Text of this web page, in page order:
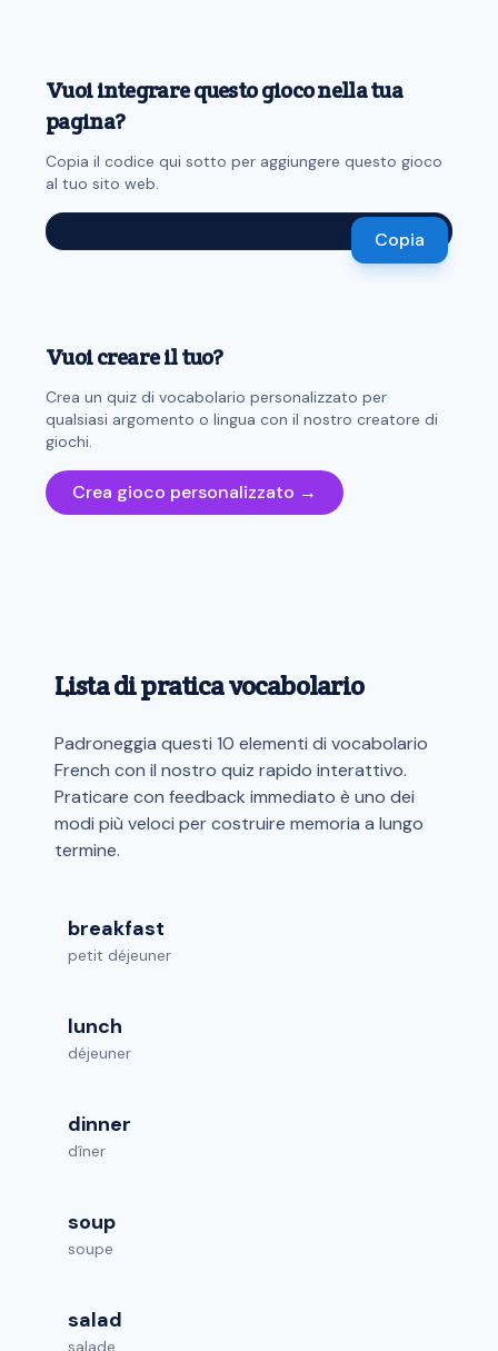
Vuoi integrare questo gioco nella tua
pagina?
Copia il codice qui sotto per aggiungere questo gioco
al tuo sito web.
Copia
Vuoi creare il tuo?
Crea un quiz di vocabolario personalizzato per
qualsiasi argomento o lingua con il nostro creatore di
giochi.
Crea gioco personalizzato →
Lista di pratica vocabolario
Padroneggia questi 10 elementi di vocabolario
French con il nostro quiz rapido interattivo.
Praticare con feedback immediato è uno dei
modi più veloci per costruire memoria a lungo
termine.
breakfast
petit déjeuner
lunch
déjeuner
dinner
dîner
soup
soupe
salad
salade